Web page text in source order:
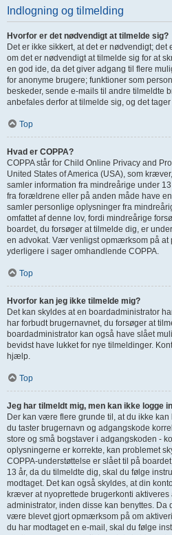
Indlogning og tilmelding
Hvorfor er det nødvendigt at tilmelde sig?
Det er ikke sikkert, at det er nødvendigt; det
om det er nødvendigt at tilmelde sig for at
en god ide, da det giver adgang til flere
for anonyme brugere; funktioner som
beskeder, sende e-mails til andre tilmeldte
anbefales derfor at tilmelde sig, og det tager
Top
Hvad er COPPA?
COPPA står for Child Online Privacy and
United States of America (USA), som
samler information fra mindreårige under
fra forældrene eller på anden måde have
samler personlige oplysninger fra
omfattet af denne lov, fordi mindreårige
boardet, du forsøger at tilmelde dig, er
en advokat. Vær venligst opmærksom på at
yderligere i sager omhandlende COPPA.
Top
Hvorfor kan jeg ikke tilmelde mig?
Det kan skyldes at en boardadministrator
har forbudt brugernavnet, du forsøger at
boardadministrator kan også have slået
bevidst have lukket for nye tilmeldinger.
hjælp.
Top
Jeg har tilmeldt mig, men kan ikke logge
Der kan være flere grunde til, at du ikke
du taster brugernavn og adgangskode
store og små bogstaver i adgangskoden -
oplysningerne er korrekte, kan problemet
COPPA-understøttelse er slået til på
13 år, da du tilmeldte dig, skal du følge
modtaget. Det kan også skyldes, at din
kræver at nyoprettede brugerkonti
administrator, inden disse kan benyttes. Da
være blevet gjort opmærksom på om
du har modtaget en e-mail, skal du følge